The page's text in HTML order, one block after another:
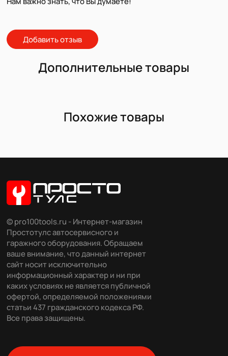
Добавить отзыв
Дополнительные товары
Похожие товары
© pro100tools.ru - Интернет-магазин
Простотулс автосервисного и
гаражного оборудования. Обращаем
ваше внимание, что данный интернет
сайт носит исключительно
информационный характер и ни при
каких условиях не является публичной
офертой, определяемой положениями
статьи 437 гражданского кодекса РФ.
Все права защищены.